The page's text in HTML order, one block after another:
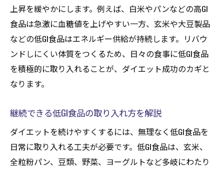
上昇を緩やかにします。例えば、白米やパンなどの高GI
食品は急激に血糖値を上げやすい一方、玄米や大豆製品
などの低GI食品はエネルギー供給が持続します。リバウ
ンドしにくい体質をつくるため、日々の食事に低GI食品
を積極的に取り入れることが、ダイエット成功のカギと
なります。
継続できる低GI食品の取り入れ方を解説
ダイエットを続けやすくするには、無理なく低GI食品を
日常に取り入れる工夫が必要です。低GI食品は、玄米、
全粒粉パン、豆類、野菜、ヨーグルトなど多岐にわたり